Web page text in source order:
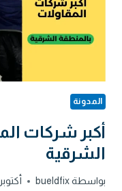
المدونة
أكبر شركات
الشرقية
بواسطةbueldfix أكتوبر 21, 2025